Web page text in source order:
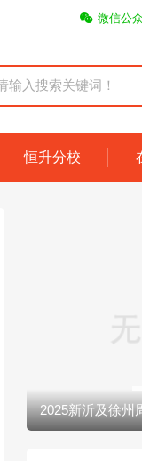
微信公
恒升分校
2025新沂及徐州